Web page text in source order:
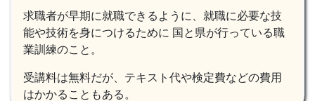
求職者が早期に就職できるように、就職に必要な技
能や技術を身につけるために 国と県が行っている職
業訓練のこと。
受講料は無料だが、テキスト代や検定費などの費用
はかかることもある。